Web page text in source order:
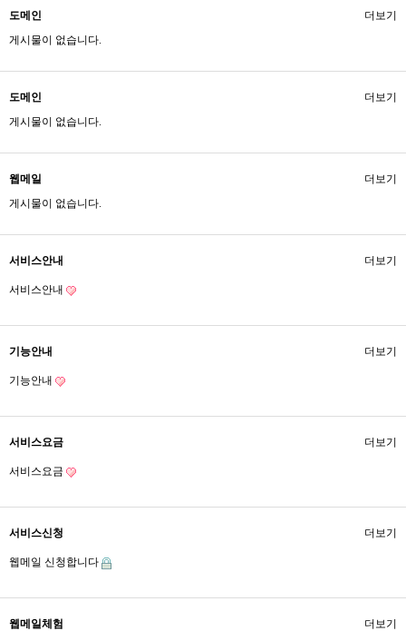
도메인
게시물이 없습니다.
더보기
도메인
게시물이 없습니다.
더보기
웹메일
게시물이 없습니다.
더보기
서비스안내
서비스안내
더보기
기능안내
기능안내
더보기
서비스요금
서비스요금
더보기
서비스신청
웹메일 신청합니다
더보기
웹메일체험
더보기